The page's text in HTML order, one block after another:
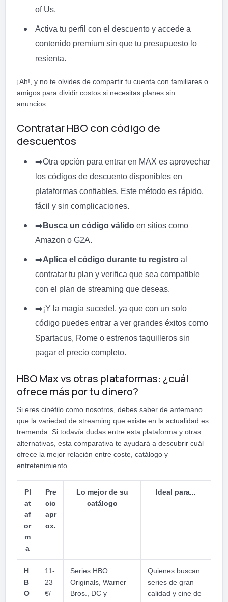
of Us.
Activa tu perfil con el descuento y accede a
contenido premium sin que tu presupuesto lo
resienta.
¡Ah!, y no te olvides de compartir tu cuenta con familiares o
amigos para dividir costos si necesitas planes sin
anuncios.
Contratar HBO con código de
descuentos
➡️Otra opción para entrar en MAX es aprovechar
los códigos de descuento disponibles en
plataformas confiables. Este método es rápido,
fácil y sin complicaciones.
➡️ Busca un código válido en sitios como
Amazon o G2A.
➡️Aplica el código durante tu registro al
contratar tu plan y verifica que sea compatible
con el plan de streaming que deseas.
➡️¡Y la magia sucede!, ya que con un solo
código puedes entrar a ver grandes éxitos como
Spartacus, Rome o estrenos taquilleros sin
pagar el precio completo.
HBO Max vs otras plataformas: ¿cuál
ofrece más por tu dinero?
Si eres cinéfilo como nosotros, debes saber de antemano
que la variedad de streaming que existe en la actualidad es
tremenda. Si todavía dudas entre esta plataforma y otras
alternativas, esta comparativa te ayudará a descubrir cuál
ofrece la mejor relación entre coste, catálogo y
entretenimiento.
Pl
at
af
or
m
a
Pre
cio
apr
ox.
Lo mejor de su
catálogo
Ideal para...
H
B
O
11-
23
€/
Series HBO
Originals, Warner
Bros., DC y
Quienes buscan
series de gran
calidad y cine de